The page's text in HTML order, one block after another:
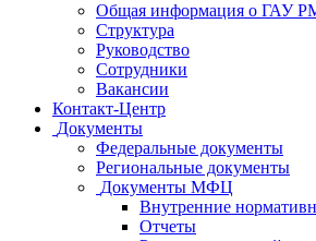
Общая информация о ГАУ
Структура
Руководство
Сотрудники
Вакансии
Контакт-Центр
Документы
Федеральные документы
Региональные документы
Документы МФЦ
Внутренние
Отчеты